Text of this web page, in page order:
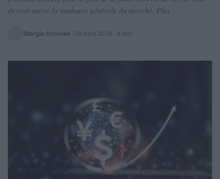
devrait suivre la tendance générale du marché. Plus
Giorgia Stromeo · 29 mars 2024 · 4 min